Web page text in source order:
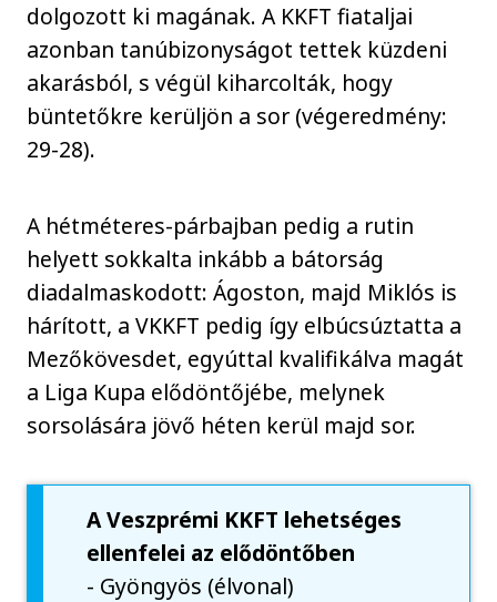
dolgozott ki magának. A KKFT fiataljai
azonban tanúbizonyságot tettek küzdeni
akarásból, s végül kiharcolták, hogy
büntetőkre kerüljön a sor (végeredmény:
29-28).
A hétméteres-párbajban pedig a rutin
helyett sokkalta inkább a bátorság
diadalmaskodott: Ágoston, majd Miklós is
hárított, a VKKFT pedig így elbúcsúztatta a
Mezőkövesdet, egyúttal kvalifikálva magát
a Liga Kupa elődöntőjébe, melynek
sorsolására jövő héten kerül majd sor.
A Veszprémi KKFT lehetséges
ellenfelei az elődöntőben
- Gyöngyös (élvonal)